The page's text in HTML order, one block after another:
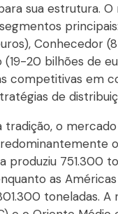
sua estrutura. O
Conhecedor
(19-20 bilhões de
competitivas em
de
tradição, o
produziu 751.300
as
toneladas. A